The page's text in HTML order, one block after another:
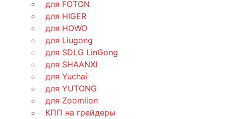
для FOTON
для HIGER
для HOWO
для Liugong
для SDLG LinGong
для SHAANXI
для Yuchai
для YUTONG
для Zoomlion
КПП на грейдеры